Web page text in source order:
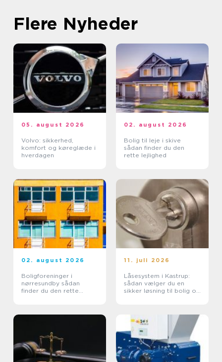
Flere Nyheder
05. august 2026
Volvo: sikkerhed,
komfort og køreglæde i
hverdagen
02. august 2026
Bolig til leje i skive
sådan finder du den
rette lejlighed
02. august 2026
Boligforeninger i
nørresundby sådan
finder du den rette
11. juli 2026
Låsesystem i Kastrup:
sådan vælger du en
sikker løsning til bolig og